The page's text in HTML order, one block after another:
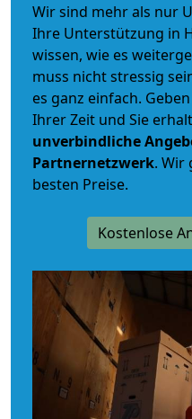
Wir sind mehr als nur
Ihre Unterstützung in
wissen, wie es
muss nicht stressig
es ganz einfach.
Ihrer Zeit und Sie
unverbindliche
Partnernetzwerk. Wir
besten Preise.
Kostenlose